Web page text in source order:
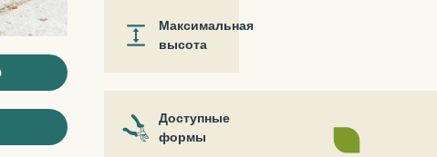
Максимальная
высота
Доступные
формы